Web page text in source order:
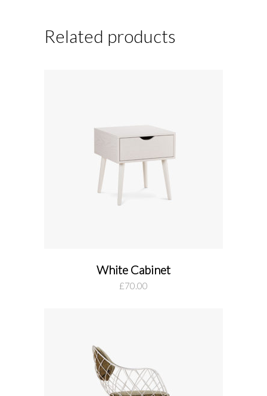
Related products
White Cabinet
£70.00
add to cart